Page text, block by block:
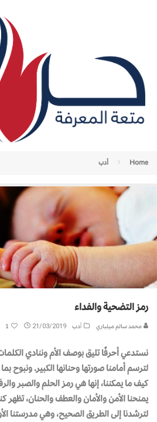
Home أدب
رمز التضحية والفداء
محمد سالم ميلباري أدب 21/03/2019
1
نستدعي أحرفًا تليق بوصف الأم وننادي
لترسم أمامنا صورتها وحنانها الكبير. ونبوح
كيف ما يمكننا، إنها هي رمز الحلم والصبر
يمنحنا الأمن والأمان والعطف والحنان،
لترشدنا إلى الطريق الصحيح، وهي مدرستنا